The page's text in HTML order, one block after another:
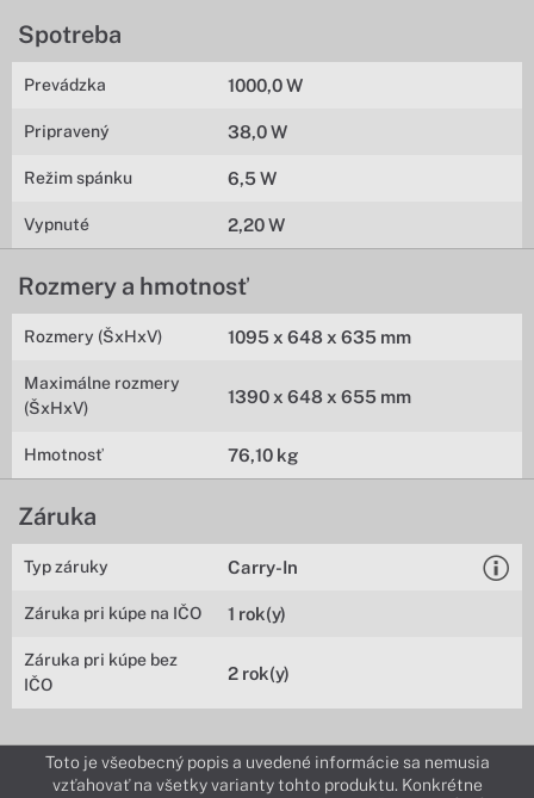
Spotreba
Prevádzka 1000,0 W
Pripravený 38,0 W
Režim spánku 6,5 W
Vypnuté 2,20 W
Rozmery a hmotnosť
Rozmery (ŠxHxV) 1095 x 648 x 635 mm
Maximálne rozmery
(ŠxHxV)
1390 x 648 x 655 mm
Hmotnosť 76,10 kg
Záruka
Typ záruky Carry-In
Záruka pri kúpe na IČO 1 rok(y)
Záruka pri kúpe bez
IČO
2 rok(y)
Toto je všeobecný popis a uvedené informácie sa nemusia
vzťahovať na všetky varianty tohto produktu. Konkrétne